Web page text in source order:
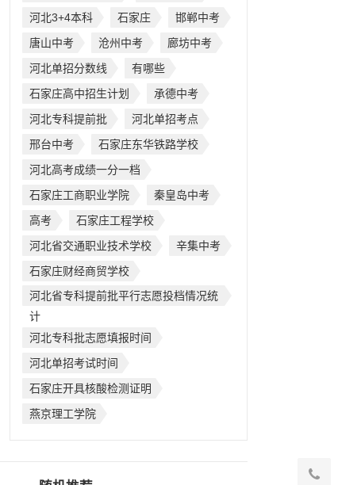
河北3+4本科
石家庄
邯郸中考
唐山中考
沧州中考
廊坊中考
河北单招分数线
有哪些
石家庄高中招生计划
承德中考
河北专科提前批
河北单招考点
邢台中考
石家庄东华铁路学校
河北高考成绩一分一档
石家庄工商职业学院
秦皇岛中考
高考
石家庄工程学校
河北省交通职业技术学校
辛集中考
石家庄财经商贸学校
河北省专科提前批平行志愿投档情况统
计
河北专科批志愿填报时间
河北单招考试时间
石家庄开具核酸检测证明
燕京理工学院